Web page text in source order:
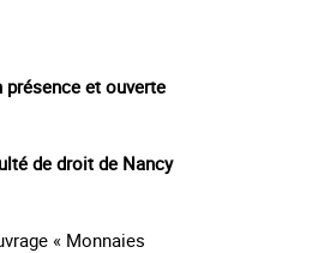
présence et ouverte
de droit de Nancy
« Monnaies